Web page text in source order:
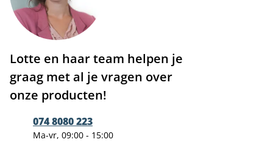
Lotte en haar team helpen je
graag met al je vragen over
onze producten!
074 8080 223
Ma-vr, 09:00 - 15:00